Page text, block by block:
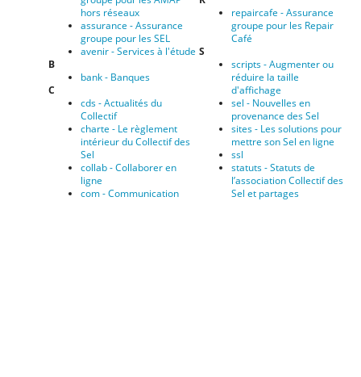
hors réseaux
assurance - Assurance
groupe pour les SEL
avenir - Services à l'étude
B
bank - Banques
C
cds - Actualités du
Collectif
charte - Le règlement
intérieur du Collectif des
Sel
collab - Collaborer en
ligne
com - Communication
repaircafe - Assurance
groupe pour les Repair
Café
S
scripts - Augmenter ou
réduire la taille
d'affichage
sel - Nouvelles en
provenance des Sel
sites - Les solutions pour
mettre son Sel en ligne
ssl
statuts - Statuts de
l’association Collectif des
Sel et partages